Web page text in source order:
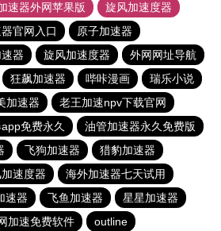
速器外网苹果版
旋风加速度器
官网入口
原子加速器
器 旋风加速度器
外网网址导航
狂飙加速器 哔咔漫画
瑞乐小说
加速器
老王加速npv下载官网
免费永久
油管加速器永久免费版
飞狗加速器
猎豹加速器
速度器
海外加速器七天试用
速器 飞鱼加速器
星星加速器
加速免费软件 outline